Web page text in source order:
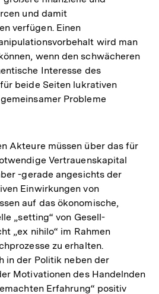
und damit
verfügen. Einen
wird man
wenn den schwächeren
Interesse des
beide Seiten lukrativen
Probleme
Akteure müssen über das für
Vertrauenskapital
-gerade angesichts der
Einwirkungen von
auf das ökonomische,
„setting“ von Gesell-
„ex nihilo“ im Rahmen
zu erhalten.
in der Politik neben der
Motivationen des Handelnden
Erfahrung“ positiv